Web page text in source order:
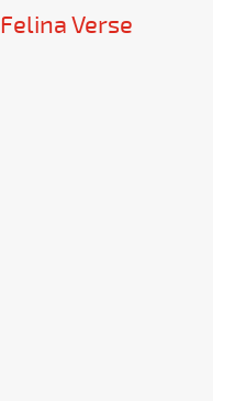
Felina Verse